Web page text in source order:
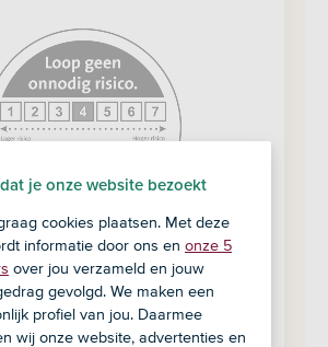
www.afm.nl/nl-
sector/themas/dienstverlening-
informatieverstrekking/
07-08-2026 € 56,38
Beleg in dit fonds
je onze website bezoekt
cookies plaatsen. Met deze
informatie door ons en onze 5
over jou verzameld en jouw
gevolgd. We maken een
profiel van jou. Daarmee
wij onze website, advertenties en